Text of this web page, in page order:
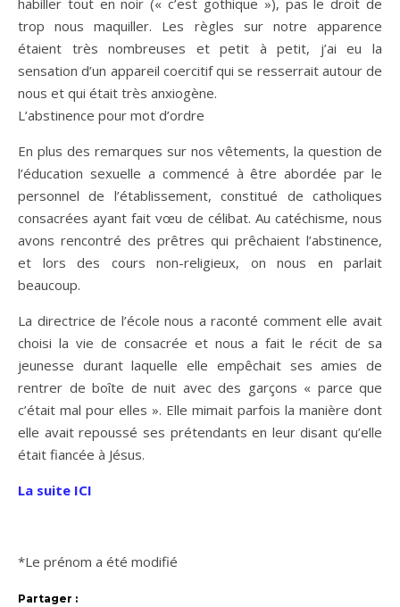
habiller tout en noir (« c’est gothique »), pas le droit de
trop nous maquiller. Les règles sur notre apparence
étaient très nombreuses et petit à petit, j’ai eu la
sensation d’un appareil coercitif qui se resserrait autour de
nous et qui était très anxiogène.
L’abstinence pour mot d’ordre
En plus des remarques sur nos vêtements, la question de
l’éducation sexuelle a commencé à être abordée par le
personnel de l’établissement, constitué de catholiques
consacrées ayant fait vœu de célibat. Au catéchisme, nous
avons rencontré des prêtres qui prêchaient l’abstinence,
et lors des cours non-religieux, on nous en parlait
beaucoup.
La directrice de l’école nous a raconté comment elle avait
choisi la vie de consacrée et nous a fait le récit de sa
jeunesse durant laquelle elle empêchait ses amies de
rentrer de boîte de nuit avec des garçons « parce que
c’était mal pour elles ». Elle mimait parfois la manière dont
elle avait repoussé ses prétendants en leur disant qu’elle
était fiancée à Jésus.
La suite ICI
*Le prénom a été modifié
Partager :